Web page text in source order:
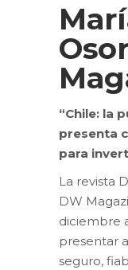
“Chile: la
presenta
para
La revista
DW
diciembre
presentar
seguro,